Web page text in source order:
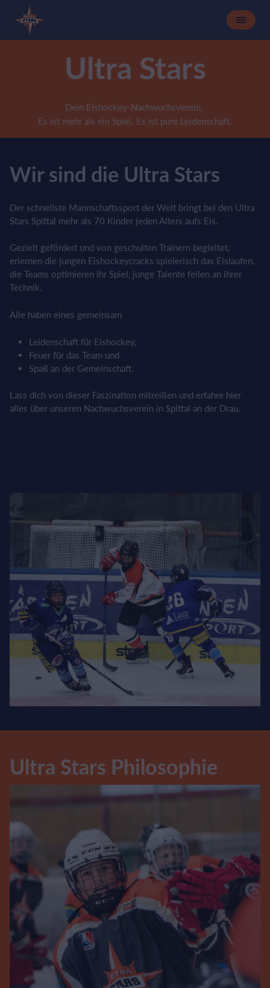
Ultra Stars
Dein Eishockey-Nachwuchsverein.
Es ist mehr als ein Spiel. Es ist pure Leidenschaft.
Wir sind die Ultra Stars
Der schnellste Mannschaftssport der Welt bringt bei den Ultra
Stars Spittal mehr als 70 Kinder jeden Alters aufs Eis.
Gezielt gefördert und von geschulten Trainern begleitet,
erlernen die jungen Eishockeycracks spielerisch das Eislaufen,
die Teams optimieren ihr Spiel, junge Talente feilen an ihrer
Technik.
Alle haben eines gemeinsam
Leidenschaft für Eishockey,
Feuer für das Team und
Spaß an der Gemeinschaft.
Lass dich von dieser Faszination mitreißen und erfahre hier
alles über unseren Nachwuchsverein in Spittal an der Drau.
Ultra Stars Philosophie